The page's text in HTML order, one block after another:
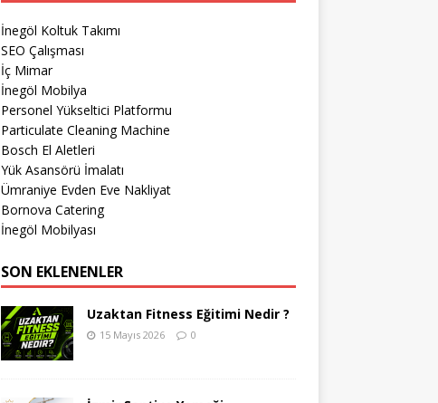
İnegöl Koltuk Takımı
SEO Çalışması
İç Mimar
İnegöl Mobilya
Personel Yükseltici Platformu
Particulate Cleaning Machine
Bosch El Aletleri
Yük Asansörü İmalatı
Ümraniye Evden Eve Nakliyat
Bornova Catering
İnegöl Mobilyası
SON EKLENENLER
Uzaktan Fitness Eğitimi Nedir ?
15 Mayıs 2026 0